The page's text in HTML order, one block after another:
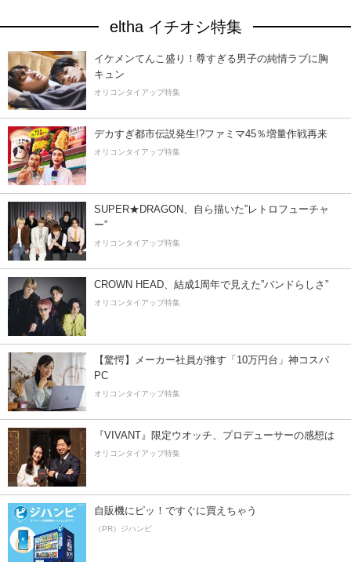
eltha イチオシ特集
イケメンてんこ盛り！尊すぎる男子の純情ラブに胸
キュン
オリコンタイアップ特集
デカすぎ都市伝説発生!?ファミマ45％増量作戦再来
オリコンタイアップ特集
SUPER★DRAGON、自ら描いた”レトロフューチャ
ー”
オリコンタイアップ特集
CROWN HEAD、結成1周年で見えた”バンドらしさ”
オリコンタイアップ特集
【驚愕】メーカー社員が推す「10万円台」神コスパ
PC
オリコンタイアップ特集
『VIVANT』限定ウオッチ、プロデューサーの感想は
オリコンタイアップ特集
自販機にピッ！ですぐに買えちゃう
（PR）ジハンピ